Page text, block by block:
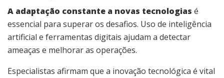
A adaptação constante a novas tecnologias é
essencial para superar os desafios. Uso de inteligência
artificial e ferramentas digitais ajudam a detectar
ameaças e melhorar as operações.
Especialistas afirmam que a inovação tecnológica é vital